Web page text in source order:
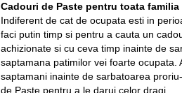
Cadouri de Paste pentru toata familia
Indiferent de cat de ocupata esti in
faci putin timp si pentru a cauta un
achizionate si cu ceva timp inainte de
saptamana patimilor vei foarte ocupata.
saptamani inainte de sarbatoarea
de Paste pentru a le darui celor dragi.